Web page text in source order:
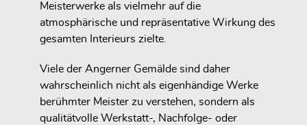
Meisterwerke als vielmehr auf die
atmosphärische und repräsentative Wirkung des
gesamten Interieurs zielte.
Viele der Angerner Gemälde sind daher
wahrscheinlich nicht als eigenhändige Werke
berühmter Meister zu verstehen, sondern als
qualitätvolle Werkstatt-, Nachfolge- oder